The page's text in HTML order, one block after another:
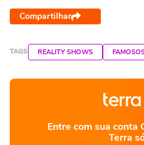
Compartilhar
TAGS REALITY SHOWS
Entre com sua conta
Terra